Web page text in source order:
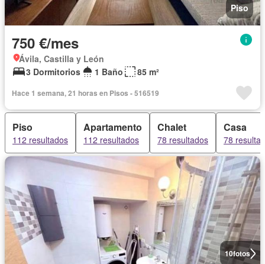
Piso
750 €/mes
Ávila, Castilla y León
3 Dormitorios
1 Baño 85 m²
Hace 1 semana, 21 horas en Pisos - 516519
Piso
112 resultados
Apartamento
112 resultados
Chalet
78 resultados
Casa
78
10fotos